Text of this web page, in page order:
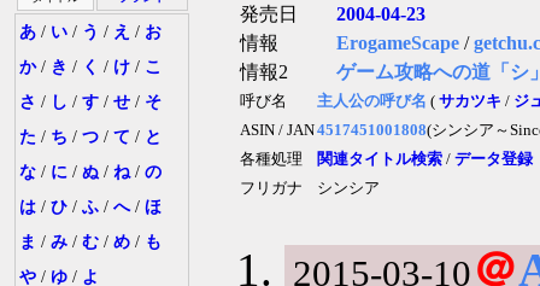
あ / い / う / え / お
か/ き / く / け / こ
さ / し / す / せ / そ
た / ち / つ / て / と
な / に / ぬ / ね / の
は / ひ / ふ / へ/ ほ
ま / み / む / め / も
や / ゆ / よ
発売日
2004-04-23
情報
ErogameScape /
情報2
ゲーム攻略への道「シ
呼び名 主人公の呼び名 ( サカツキ / ジ
ASIN / JAN4517451001808(シンシア～
各種処理
関連タイトル検索 / データ登録
フリガナ
シンシア
2015-03-10＠